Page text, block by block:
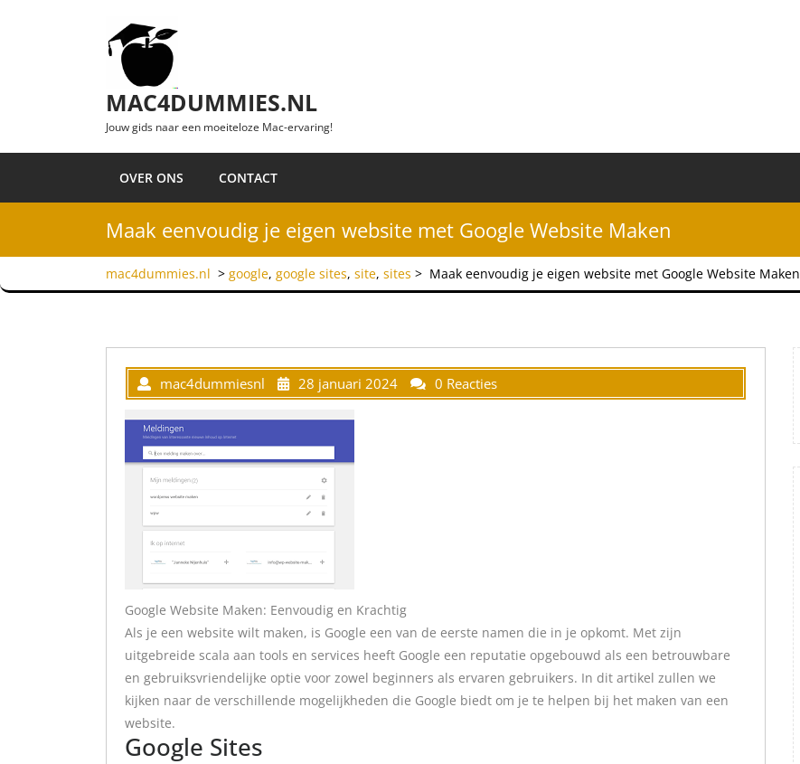
MAC4DUMMIES.NL
Jouw gids naar een moeiteloze Mac-ervaring!
OVER ONS CONTACT
Maak eenvoudig je eigen website met Google Website Maken
mac4dummies.nl > google, google sites, site, sites > Maak eenvoudig je eigen website met Google Website Maken
mac4dummiesnl 28 januari 2024 0 Reacties
Google Website Maken: Eenvoudig en Krachtig
Als je een website wilt maken, is Google een van de eerste namen die in je opkomt. Met zijn
uitgebreide scala aan tools en services heeft Google een reputatie opgebouwd als een betrouwbare
en gebruiksvriendelijke optie voor zowel beginners als ervaren gebruikers. In dit artikel zullen we
kijken naar de verschillende mogelijkheden die Google biedt om je te helpen bij het maken van een
website.
Google Sites